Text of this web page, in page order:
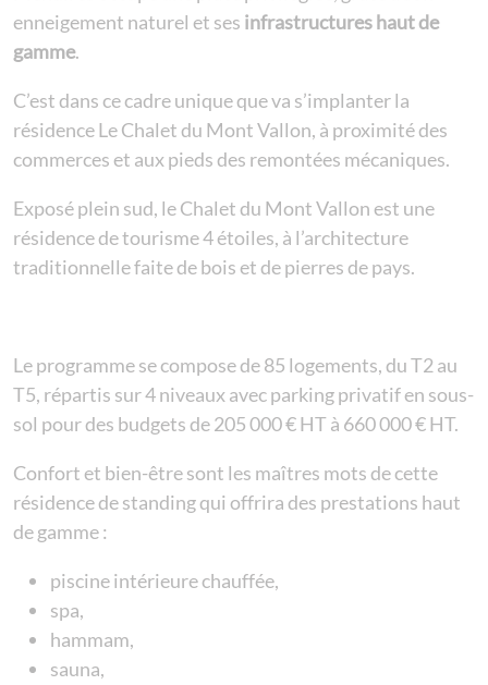
enneigement naturel et ses infrastructures haut de
gamme.
C’est dans ce cadre unique que va s’implanter la
résidence Le Chalet du Mont Vallon, à proximité des
commerces et aux pieds des remontées mécaniques.
Exposé plein sud, le Chalet du Mont Vallon est une
résidence de tourisme 4 étoiles, à l’architecture
traditionnelle faite de bois et de pierres de pays.
Le programme se compose de 85 logements, du T2 au
T5, répartis sur 4 niveaux avec parking privatif en sous-
sol pour des budgets de 205 000 € HT à 660 000 € HT.
Confort et bien-être sont les maîtres mots de cette
résidence de standing qui offrira des prestations haut
de gamme :
piscine intérieure chauffée,
spa,
hammam,
sauna,